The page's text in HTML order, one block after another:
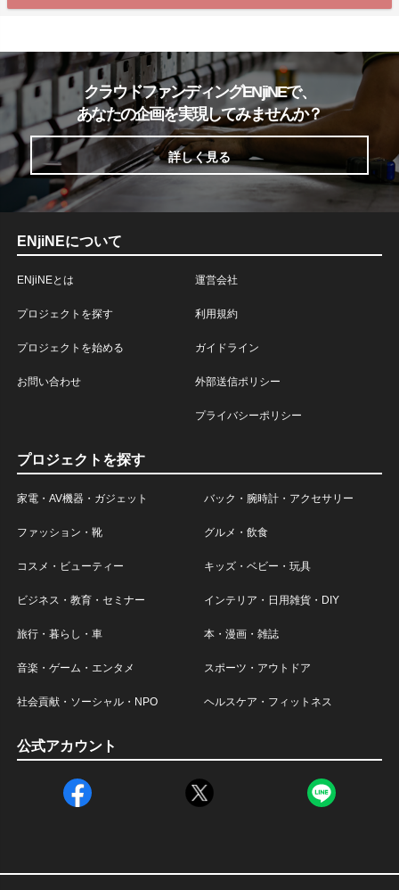
クラウドファンディングENjiNEで、
あなたの企画を実現してみませんか？
詳しく見る
ENjiNEについて
ENjiNEとは
プロジェクトを探す
プロジェクトを始める
お問い合わせ
運営会社
利用規約
ガイドライン
外部送信ポリシー
プライバシーポリシー
プロジェクトを探す
家電・AV機器・ガジェット バック・腕時計・アクセサリー
ファッション・靴 グルメ・飲食
コスメ・ビューティー キッズ・ベビー・玩具
ビジネス・教育・セミナー インテリア・日用雑貨・DIY
旅行・暮らし・車 本・漫画・雑誌
音楽・ゲーム・エンタメ スポーツ・アウトドア
社会貢献・ソーシャル・NPO ヘルスケア・フィットネス
公式アカウント